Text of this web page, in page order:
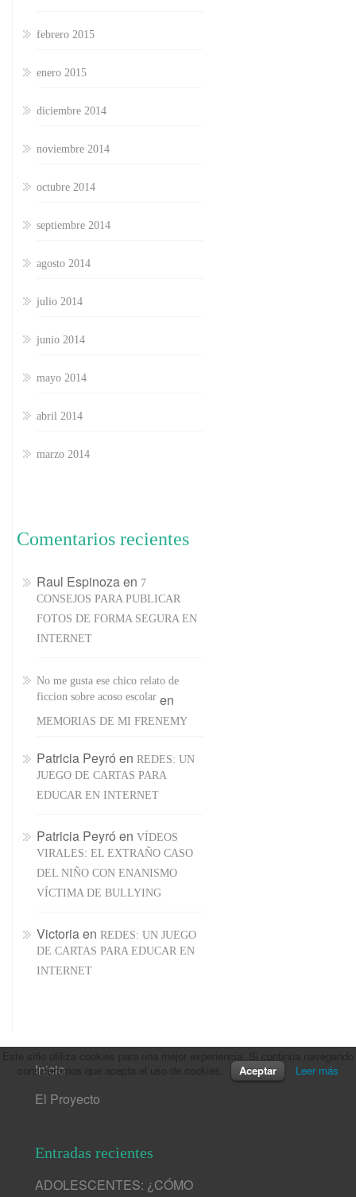
febrero 2015
enero 2015
diciembre 2014
noviembre 2014
octubre 2014
septiembre 2014
agosto 2014
julio 2014
junio 2014
mayo 2014
abril 2014
marzo 2014
Comentarios recientes
Raul Espinozaen 7
CONSEJOS PARA PUBLICAR
FOTOS DE FORMA SEGURA EN
INTERNET
No me gusta ese chico relato de
ficcion sobre acoso escolaren
MEMORIAS DE MI FRENEMY
Patricia Peyró en REDES: UN
JUEGO DE CARTAS PARA
EDUCAR EN INTERNET
Patricia Peyró en VÍDEOS
VIRALES: EL EXTRAÑO CASO
DEL NIÑO CON ENANISMO
VÍCTIMA DE BULLYING
Victoriaen REDES: UN JUEGO
DE CARTAS PARA EDUCAR EN
INTERNET
Inicio
El Proyecto
Entradas recientes
ADOLESCENTES: ¿CÓMO
consideramos que acepta el uso de cookies.
Aceptar Leer más